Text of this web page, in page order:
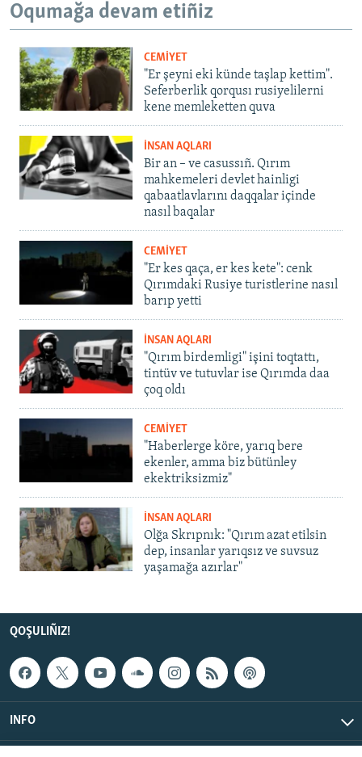
Oqumağa devam etiñiz
CEMİYET
"Er şeyni eki künde taşlap kettim".
Seferberlik qorqusı rusiyelilerni
kene memleketten quva
İNSAN AQLARI
Bir an – ve casussıñ. Qırım
mahkemeleri devlet hainligi
qabaatlavlarını daqqalar içinde
nasıl baqalar
CEMİYET
"Er kes qaça, er kes kete": cenk
Qırımdaki Rusiye turistlerine nasıl
barıp yetti
İNSAN AQLARI
"Qırım birdemligi" işini toqtattı,
tintüv ve tutuvlar ise Qırımda daa
çoq oldı
CEMİYET
"Haberlerge köre, yarıq bere
ekenler, amma biz bütünley
ekektriksizmiz"
İNSAN AQLARI
Olğa Skrıpnık: "Qırım azat etilsin
dep, insanlar yarıqsız ve suvsuz
yaşamağa azırlar"
QOŞULIÑIZ!
INFO